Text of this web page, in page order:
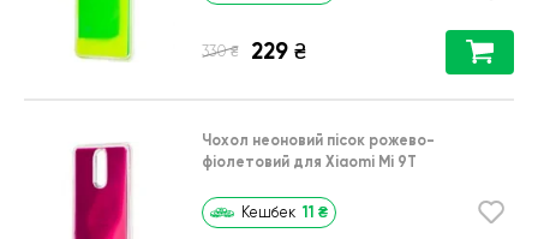
330 ₴ 229 ₴
Чохол неоновий пісок рожево-
фіолетовий для Xiaomi Mi 9T
Кешбек 11 ₴